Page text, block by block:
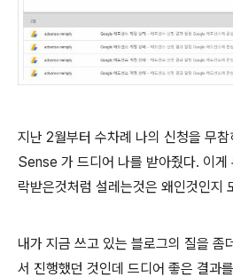
지난 2월부터 수차례 나의 신청을 무
Sense 가 드디어 나를 받아줬다. 이게
락받은것처럼 설레는것은 왜인것인지
내가 지금 쓰고 있는 블로그의 질을 좀
서 진행했던 것인데 드디어 좋은 결과